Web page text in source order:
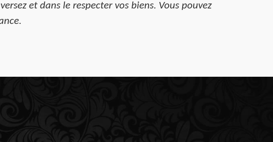
et dans le respecter vos biens. Vous pouvez